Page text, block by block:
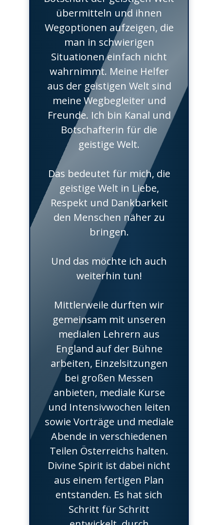
übermitteln und ihnen
Wegoptionen aufzeigen, die
man in schwierigen
Situationen einfach nicht
wahrnimmt. Meine Helfer
aus der geistigen Welt sind
meine Wegbegleiter und
Freunde. Ich bin Kanal und
Botschafterin für die
geistige Welt.
Das bedeutet für mich, die
geistige Welt in Liebe,
Respekt und Dankbarkeit
den Menschen näher zu
bringen.
Und das möchte ich auch
weiterhin tun!
Mittlerweile durften wir
gemeinsam mit unseren
medialen Lehrern aus
England auf der Bühne
arbeiten, Einzelsitzungen
bei großen Messen
anbieten, mediale Kurse
und Intensivwochen leiten
sowie Vorträge und mediale
Abende in verschiedenen
Teilen Österreichs halten.
Divine Spirit ist dabei nicht
aus einem fertigen Plan
entstanden. Es hat sich
Schritt für Schritt